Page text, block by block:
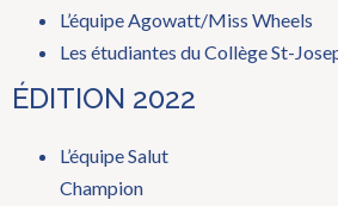
L’équipe Agowatt/Miss Wheels
Les étudiantes du Collège St-
ÉDITION 2022
L’équipe Salut
Champion